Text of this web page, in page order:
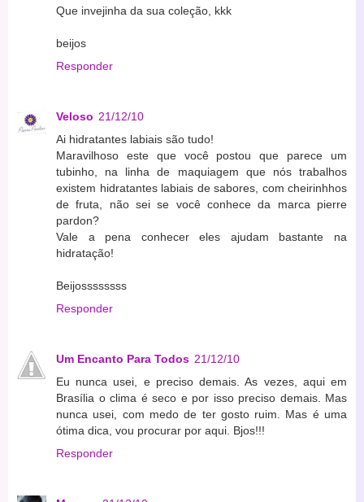
Que invejinha da sua coleção, kkk
beijos
Responder
Veloso 21/12/10
Ai hidratantes labiais são tudo!
Maravilhoso este que você postou que parece um
tubinho, na linha de maquiagem que nós trabalhos
existem hidratantes labiais de sabores, com cheirinhhos
de fruta, não sei se você conhece da marca pierre
pardon?
Vale a pena conhecer eles ajudam bastante na
hidratação!
Beijossssssss
Responder
Um Encanto Para Todos 21/12/10
Eu nunca usei, e preciso demais. As vezes, aqui em
Brasília o clima é seco e por isso preciso demais. Mas
nunca usei, com medo de ter gosto ruim. Mas é uma
ótima dica, vou procurar por aqui. Bjos!!!
Responder